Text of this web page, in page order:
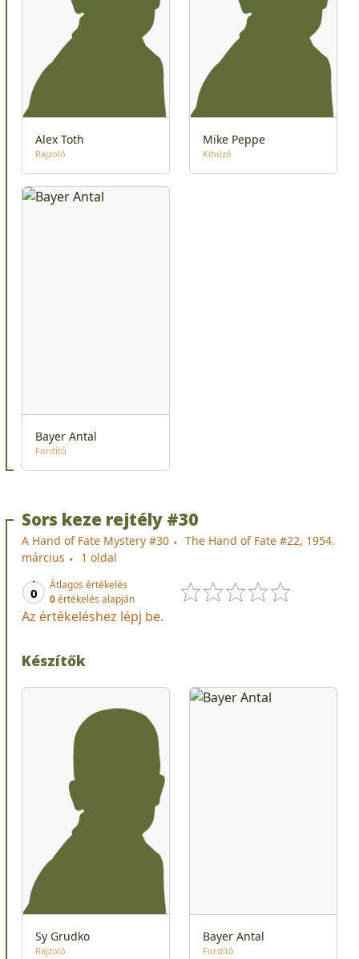
Alex Toth
Rajzoló
Mike Peppe
Kihúzó
Bayer Antal
Fordító
Sors keze rejtély #30
A Hand of Fate Mystery #30
The Hand of Fate #22, 1954.
március
1 oldal
0
Átlagos értékelés
0értékelés alapján
Az értékeléshez lépj be.
Készítők
Sy Grudko
Rajzoló
Bayer Antal
Fordító